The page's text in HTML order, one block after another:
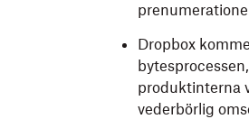
Dropbox
produktinterna
vederbörlig